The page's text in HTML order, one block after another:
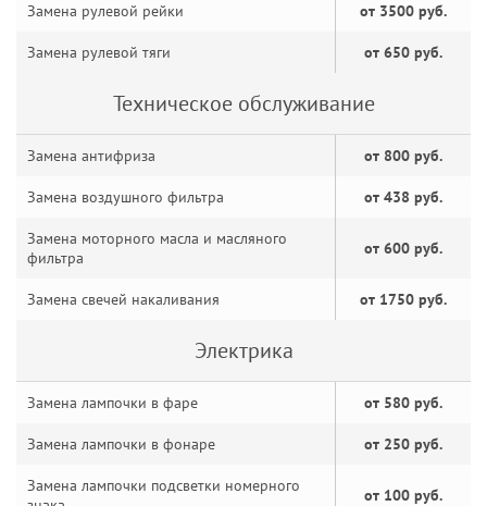
Замена рулевой рейки от 3500 руб.
Замена рулевой тяги от 650 руб.
Техническое обслуживание
Замена антифриза от 800 руб.
Замена воздушного фильтра от 438 руб.
Замена моторного масла и масляного
фильтра
от 600 руб.
Замена свечей накаливания от 1750 руб.
Электрика
Замена лампочки в фаре от 580 руб.
Замена лампочки в фонаре от 250 руб.
Замена лампочки подсветки номерного
от 100 руб.